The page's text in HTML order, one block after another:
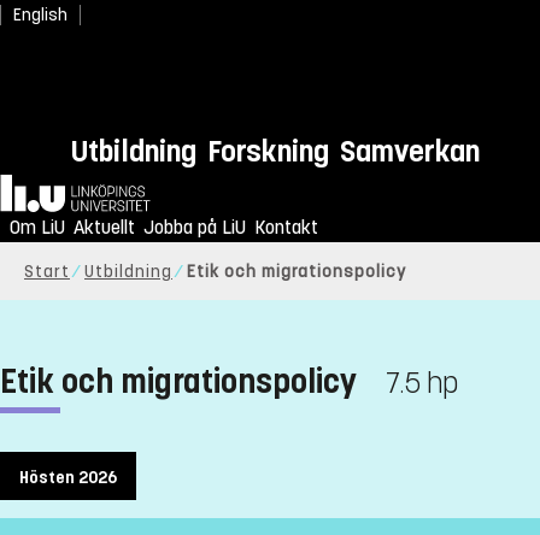
English
Utbildning Forskning Samverkan
Hem
Om LiU Aktuellt Jobba på LiU Kontakt
Start Utbildning Etik och migrationspolicy
Etik och migrationspolicy 7.5 hp
Hösten 2026